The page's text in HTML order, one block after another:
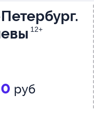
12+
руб